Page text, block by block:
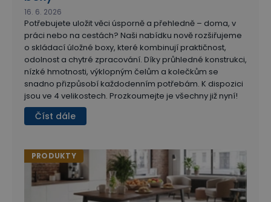
Potřebujete uložit věci úsporně a přehledně – doma, v
práci nebo na cestách? Naši nabídku nově rozšiřujeme
o skládací úložné boxy, které kombinují praktičnost,
odolnost a chytré zpracování. Díky průhledné konstrukci,
nízké hmotnosti, výklopným čelům a kolečkům se
snadno přizpůsobí každodenním potřebám. K dispozici
jsou ve 4 velikostech. Prozkoumejte je všechny již nyní!
16. 6. 2026
Číst dále
PRODUKTY